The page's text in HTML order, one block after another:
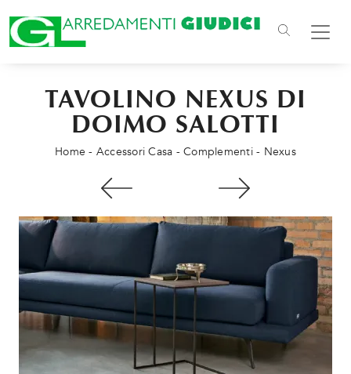
TAVOLINO NEXUS DI
DOIMO SALOTTI
Home - Accessori Casa -Complementi - Nexus